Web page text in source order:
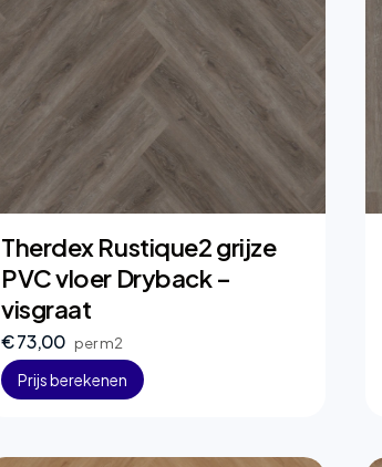
Therdex Rustique2 grijze
PVC vloer Dryback –
visgraat
€ 73,00 per m2
Prijs berekenen